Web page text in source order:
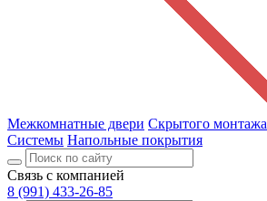
Межкомнатные двери Скрытого монтажа
Системы Напольные покрытия
Связь с компанией
8 (991) 433-26-85